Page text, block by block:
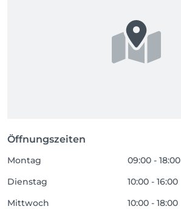
Öffnungszeiten
Montag
09:00 - 18:00
Dienstag
10:00 - 16:00
Mittwoch
10:00 - 18:00